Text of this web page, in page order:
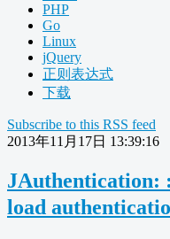
PHP
Go
Linux
jQuery
正则表达式
下载
Subscribe to this RSS feed
2013年11月17日 13:39:16
JAuthentication:
load